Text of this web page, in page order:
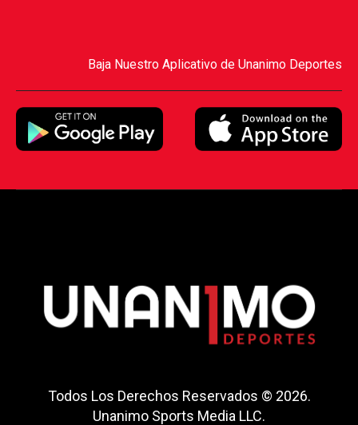
Baja Nuestro Aplicativo de Unanimo Deportes
Todos Los Derechos Reservados © 2026.
Unanimo Sports Media LLC.